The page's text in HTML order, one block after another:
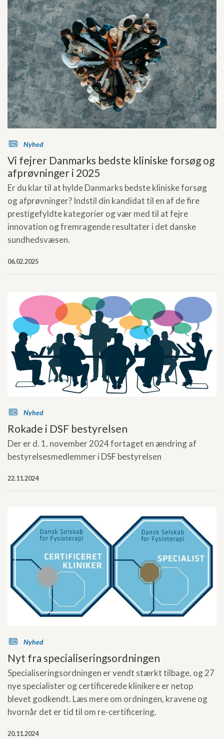
s Nyhed
Vi fejrer Danmarks bedste kliniske forsøg og
afprøvninger i 2025
Er du klar til at hylde Danmarks bedste kliniske forsøg
og afprøvninger? Indstil din kandidat til en af de fire
prestigefyldte kategorier og vær med til at fejre
innovation og fremragende resultater i det danske
sundhedsvæsen.
06.02.2025
s Nyhed
Rokade i DSF bestyrelsen
Der er d. 1. november 2024 fortaget en ændring af
bestyrelsesmedlemmer i DSF bestyrelsen
22.11.2024
s Nyhed
Nyt fra specialiseringsordningen
Specialiseringsordningen er vendt stærkt tilbage, og 27
nye specialister og certificerede klinikere er netop
blevet godkendt. Læs mere om ordningen, kravene og
hvornår det er tid til om re-certificering.
20.11.2024